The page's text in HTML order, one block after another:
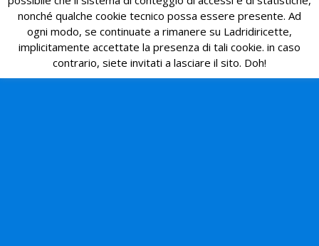
nonché qualche cookie tecnico possa essere presente. Ad
ogni modo, se continuate a rimanere su Ladridiricette,
implicitamente accettate la presenza di tali cookie. in caso
contrario, siete invitati a lasciare il sito. Doh!